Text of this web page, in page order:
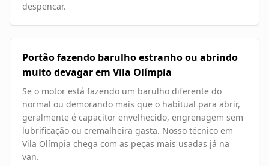
despencar.
Portão fazendo barulho estranho ou abrindo
muito devagar em Vila Olímpia
Se o motor está fazendo um barulho diferente do
normal ou demorando mais que o habitual para abrir,
geralmente é capacitor envelhecido, engrenagem sem
lubrificação ou cremalheira gasta. Nosso técnico em
Vila Olímpia chega com as peças mais usadas já na
van.